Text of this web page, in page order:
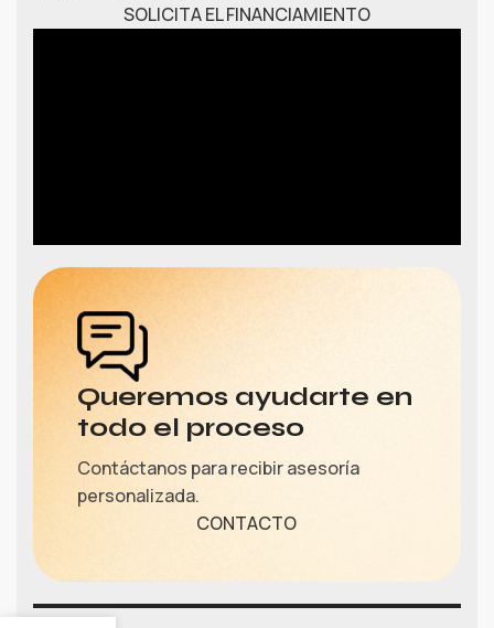
SOLICITA EL FINANCIAMIENTO
Queremos ayudarte en
todo el proceso
Contáctanos para recibir asesoría
personalizada.
CONTACTO